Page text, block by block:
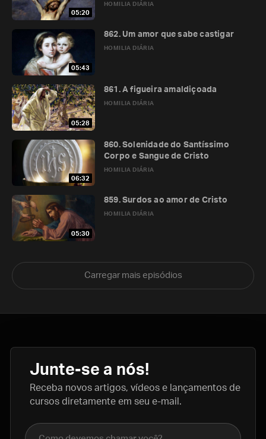
05:20
HOMILIA DIÁRIA
05:43
HOMILIA DIÁRIA
862. Um amor que sabe castigar
05:28
HOMILIA DIÁRIA
861. A figueira amaldiçoada
06:32
HOMILIA DIÁRIA
860. Solenidade do Santíssimo
Corpo e Sangue de Cristo
05:30
HOMILIA DIÁRIA
859. Surdos ao amor de Cristo
Carregar mais episódios
Junte-se a nós!
Receba novos artigos, vídeos e lançamentos de
cursos diretamente em seu e-mail.
Nome completo